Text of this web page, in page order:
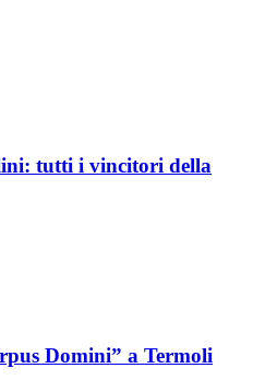
tutti i vincitori della
Domini” a Termoli